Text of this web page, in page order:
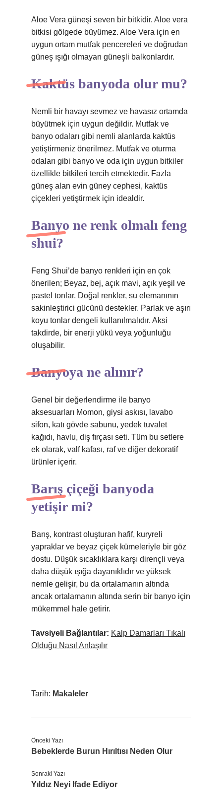
Aloe Vera güneşi seven bir bitkidir. Aloe vera
bitkisi gölgede büyümez. Aloe Vera için en
uygun ortam mutfak pencereleri ve doğrudan
güneş ışığı olmayan güneşli balkonlardır.
Kaktüs banyoda olur mu?
Nemli bir havayı sevmez ve havasız ortamda
büyütmek için uygun değildir. Mutfak ve
banyo odaları gibi nemli alanlarda kaktüs
yetiştirmeniz önerilmez. Mutfak ve oturma
odaları gibi banyo ve oda için uygun bitkiler
özellikle bitkileri tercih etmektedir. Fazla
güneş alan evin güney cephesi, kaktüs
çiçekleri yetiştirmek için idealdir.
Banyo ne renk olmalı feng
shui?
Feng Shui’de banyo renkleri için en çok
önerilen; Beyaz, bej, açık mavi, açık yeşil ve
pastel tonlar. Doğal renkler, su elemanının
sakinleştirici gücünü destekler. Parlak ve aşırı
koyu tonlar dengeli kullanılmalıdır. Aksi
takdirde, bir enerji yükü veya yoğunluğu
oluşabilir.
Banyoya ne alınır?
Genel bir değerlendirme ile banyo
aksesuarları Momon, giysi askısı, lavabo
sifon, katı gövde sabunu, yedek tuvalet
kağıdı, havlu, diş fırçası seti. Tüm bu setlere
ek olarak, valf kafası, raf ve diğer dekoratif
ürünler içerir.
Barış çiçeği banyoda
yetişir mi?
Barış, kontrast oluşturan hafif, kuryreli
yapraklar ve beyaz çiçek kümeleriyle bir göz
dostu. Düşük sıcaklıklara karşı dirençli veya
daha düşük ışığa dayanıklıdır ve yüksek
nemle gelişir, bu da ortalamanın altında
ancak ortalamanın altında serin bir banyo için
mükemmel hale getirir.
Tavsiyeli Bağlantılar: Kalp Damarları Tıkalı
Olduğu Nasıl Anlaşılır
Tarih: Makaleler
Önceki Yazı
Bebeklerde Burun Hırıltısı Neden Olur
Sonraki Yazı
Yıldız Neyi Ifade Ediyor